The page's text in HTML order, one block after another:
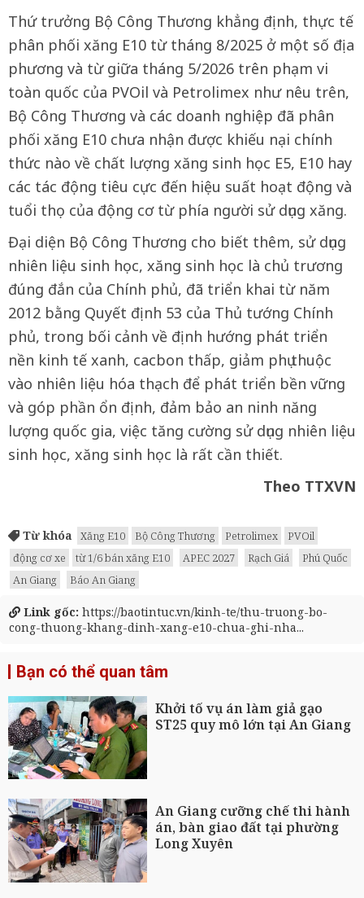
Thứ trưởng Bộ Công Thương khẳng định, thực tế
phân phối xăng E10 từ tháng 8/2025 ở một số địa
phương và từ giữa tháng 5/2026 trên phạm vi
toàn quốc của PVOil và Petrolimex như nêu trên,
Bộ Công Thương và các doanh nghiệp đã phân
phối xăng E10 chưa nhận được khiếu nại chính
thức nào về chất lượng xăng sinh học E5, E10 hay
các tác động tiêu cực đến hiệu suất hoạt động và
tuổi thọ của động cơ từ phía người sử dụng xăng.
Đại diện Bộ Công Thương cho biết thêm, sử dụng
nhiên liệu sinh học, xăng sinh học là chủ trương
đúng đắn của Chính phủ, đã triển khai từ năm
2012 bằng Quyết định 53 của Thủ tướng Chính
phủ, trong bối cảnh về định hướng phát triển
nền kinh tế xanh, cacbon thấp, giảm phụ thuộc
vào nhiên liệu hóa thạch để phát triển bền vững
và góp phần ổn định, đảm bảo an ninh năng
lượng quốc gia, việc tăng cường sử dụng nhiên liệu
sinh học, xăng sinh học là rất cần thiết.
Theo TTXVN
Từ khóa Xăng E10 Bộ Công Thương Petrolimex
PVOil
động cơ xe
từ 1/6 bán xăng E10 APEC 2027 Rạch Giá
Phú Quốc
An Giang
Báo An Giang
Link gốc: https://baotintuc.vn/kinh-te/thu-truong-bo-
cong-thuong-khang-dinh-xang-e10-chua-ghi-nha...
Bạn có thể quan tâm
Khởi tố vụ án làm giả gạo
ST25 quy mô lớn tại An Giang
An Giang cưỡng chế thi hành
án, bàn giao đất tại phường
Long Xuyên